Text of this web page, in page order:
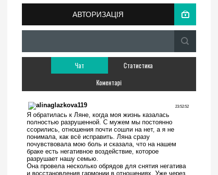
АВТОРИЗАЦІЯ
Чат
Статистика
Коментарі